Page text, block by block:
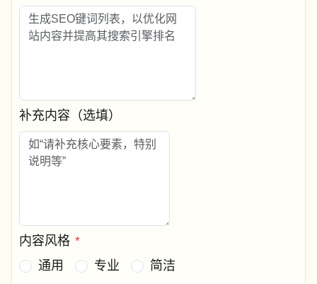
补充内容（选填）
内容风格 *
通用
专业
简洁